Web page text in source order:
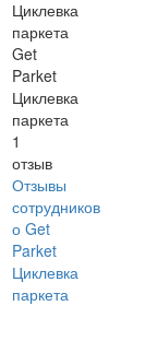
Get
Parket
Циклевка
паркета
1
отзыв
Отзывы
сотрудников
о Get
Parket
Циклевка
паркета